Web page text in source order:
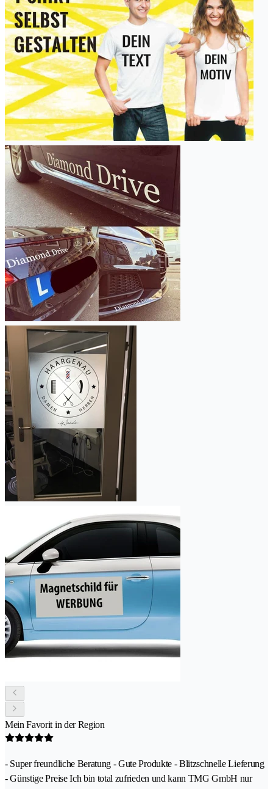
Mein Favorit in der Region
- Super freundliche Beratung - Gute Produkte - Blitzschnelle Lieferung
- Günstige Preise Ich bin total zufrieden und kann TMG GmbH nur